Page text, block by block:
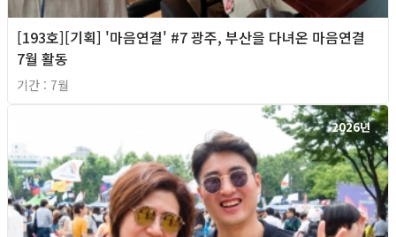
[193호][기획] '마음연결' #7 광주, 부산을 다녀온 마음연결
7월 활동
기간 : 7월
2026년